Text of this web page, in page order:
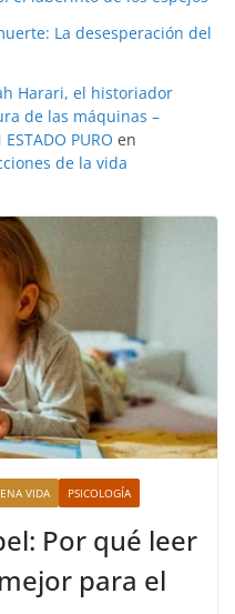
La desesperación del
Harari, el historiador
de las máquinas –
PURO en
de la vida
VIDA PSICOLOGÍA
Por qué leer
para el